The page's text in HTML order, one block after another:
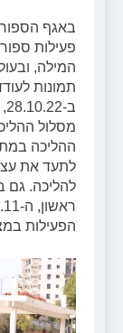
באגף
פעילות
המילה,
תמונות
מסלול
ההליכה
לתעד את
להליכה. גם
הפעילות